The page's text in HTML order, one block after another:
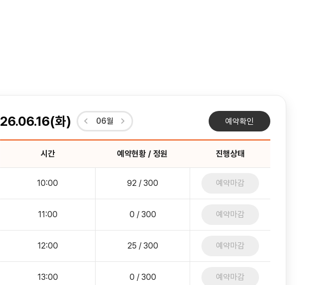
26.06.16(화) 06월 예약확인
시간 예약현황 / 정원 진행상태
10:00 92 / 300 예약마감
11:00 0 / 300 예약마감
12:00 25 / 300 예약마감
13:00 0 / 300 예약마감